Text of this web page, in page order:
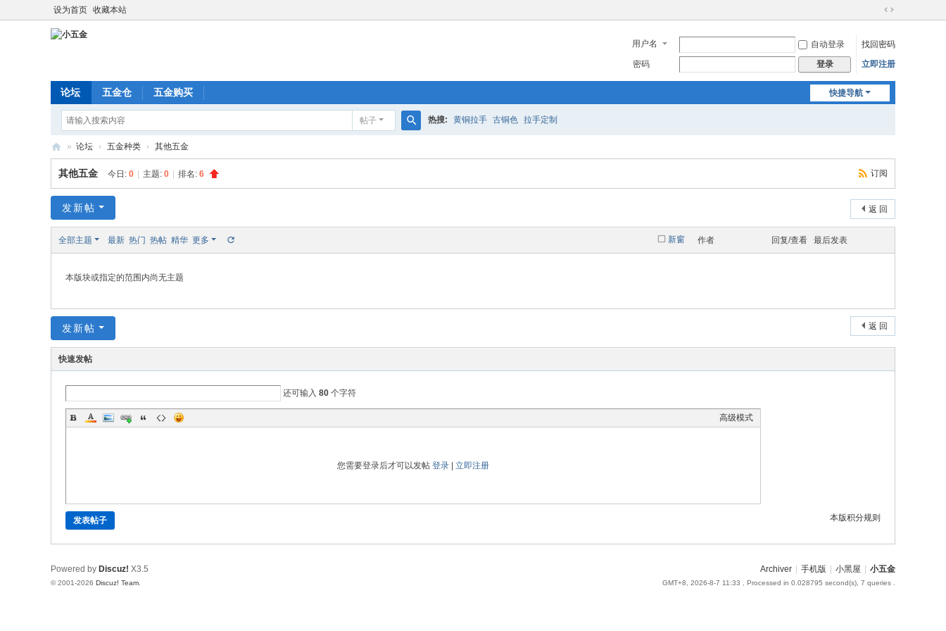
设为首页 收藏本站
切
到
宽
用户名 自动登录
找回密码
密码
登录 立即注册
快捷导航
论坛 五金仓 五金购买
帖子
索
热搜: 黄铜拉手 古铜色 拉手定制
小
五
» 论坛 › 五金种类 › 其他五金
订阅
其他五金 今日: 0 主题: 0 排名: 6
返 回
发新帖
新窗
全部主题 最新 热门 热帖 精华 更多 作者 回复/查看 最后发表
本版块或指定的范围内尚无主题
返 回
发新帖
快速发帖
还可输入 80 个字符
高级模式
您需要登录后才可以发帖 登录 立即注册
本版积分规则
发表帖子
Archiver 手机版 小黑屋 小五金
GMT+8, 2026-8-7 11:33 , Processed in 0.028795 second(s), 7 queries .
Powered by Discuz! X3.5
© 2001-2026 Discuz! Team